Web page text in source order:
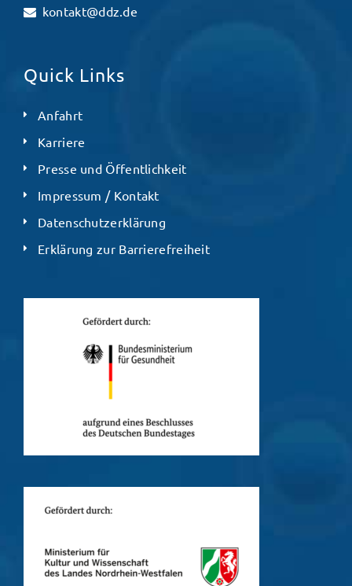
kontakt@ddz.de
Quick Links
Anfahrt
Karriere
Presse und Öffentlichkeit
Impressum / Kontakt
Datenschutzerklärung
Erklärung zur Barrierefreiheit